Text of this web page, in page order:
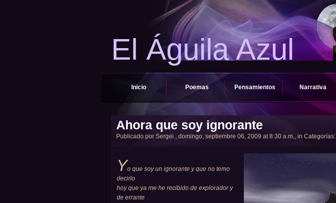
El Águila Azul
Inicio Poemas Pensamientos Narrativa
Ahora que soy ignorante
Publicado por Sergei , domingo, septiembre 06, 2009 at 8:30 a.m., in Categorías:
Yo que soy un ignorante y que no temo
decirlo
hoy que ya me he recibido de explorador y
de errante